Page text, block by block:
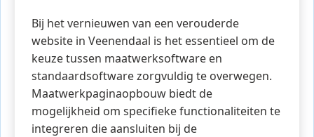
Bij het vernieuwen van een verouderde
website in Veenendaal is het essentieel om de
keuze tussen maatwerksoftware en
standaardsoftware zorgvuldig te overwegen.
Maatwerkpaginaopbouw biedt de
mogelijkheid om specifieke functionaliteiten te
integreren die aansluiten bij de